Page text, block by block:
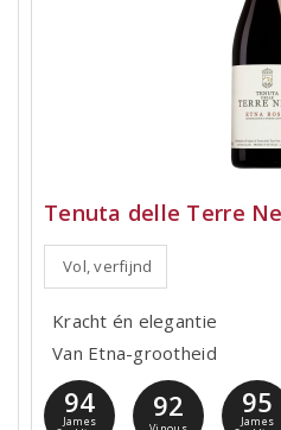
Tenuta delle Terre
Vol, verfijnd
Kracht én elegantie
Van Etna-grootheid
94
James
92 95
James